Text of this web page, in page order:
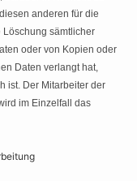
anderen für die
Löschung sämtlicher
oder von Kopien oder
Daten verlangt hat,
ist. Der Mitarbeiter der
im Einzelfall das